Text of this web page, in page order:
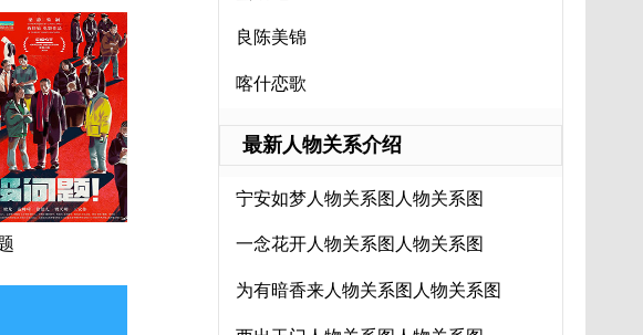
良陈美锦
喀什恋歌
最新人物关系介绍
宁安如梦人物关系图人物关系图
一念花开人物关系图人物关系图
为有暗香来人物关系图人物关系图